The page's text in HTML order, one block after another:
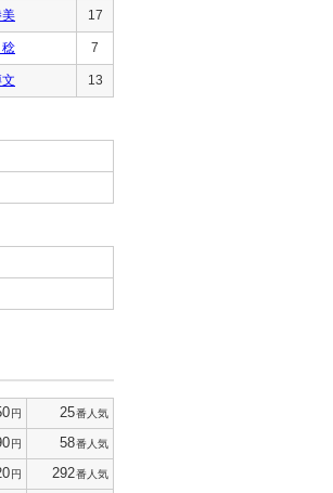
17
7
13
円 25番人気
円 58番人気
円 292番人気